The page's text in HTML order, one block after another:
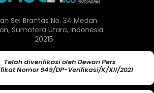
Sei Brantas No. 34 Medan
Sumatera Utara, Indonesia
20215
Telah diverifikasi oleh Dewan Pers
Nomor 949/DP-Verifikasi/K/XII/2021